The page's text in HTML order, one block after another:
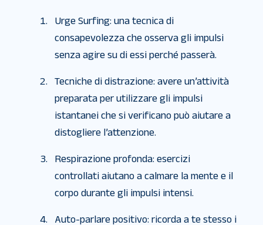
Urge Surfing: una tecnica di
consapevolezza che osserva gli impulsi
senza agire su di essi perché passerà.
Tecniche di distrazione: avere un’attività
preparata per utilizzare gli impulsi
istantanei che si verificano può aiutare a
distogliere l’attenzione.
Respirazione profonda: esercizi
controllati aiutano a calmare la mente e il
corpo durante gli impulsi intensi.
Auto-parlare positivo: ricorda a te stesso i